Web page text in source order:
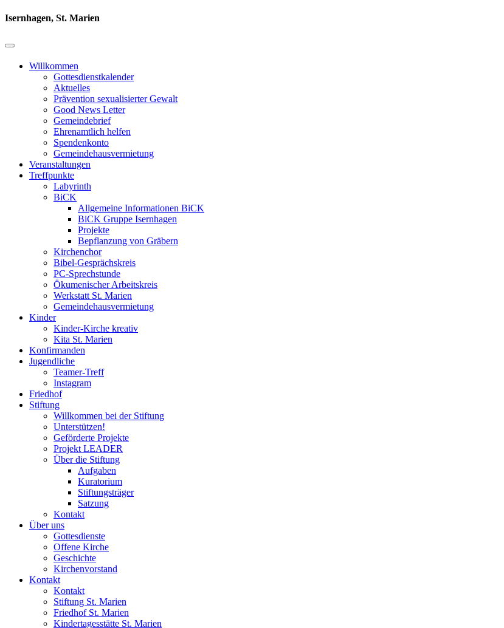
Isernhagen, St. Marien
Willkommen
Gottesdienstkalender
Aktuelles
Prävention sexualisierter Gewalt
Good News Letter
Gemeindebrief
Ehrenamtlich helfen
Spendenkonto
Gemeindehausvermietung
Veranstaltungen
Treffpunkte
Labyrinth
BiCK
Allgemeine Informationen BiCK
BiCK Gruppe Isernhagen
Projekte
Bepflanzung von Gräbern
Kirchenchor
Bibel-Gesprächskreis
PC-Sprechstunde
Ökumenischer Arbeitskreis
Werkstatt St. Marien
Gemeindehausvermietung
Kinder
Kinder-Kirche kreativ
Kita St. Marien
Konfirmanden
Jugendliche
Teamer-Treff
Instagram
Friedhof
Stiftung
Willkommen bei der Stiftung
Unterstützen!
Geförderte Projekte
Projekt LEADER
Über die Stiftung
Aufgaben
Kuratorium
Stiftungsträger
Satzung
Kontakt
Über uns
Gottesdienste
Offene Kirche
Geschichte
Kirchenvorstand
Kontakt
Kontakt
Stiftung St. Marien
Friedhof St. Marien
Kindertagesstätte St. Marien